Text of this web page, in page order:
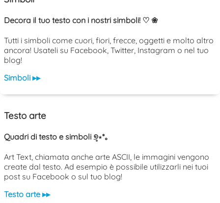
Decora il tuo testo con i nostri simboli! ♡ ❀
Tutti i simboli come cuori, fiori, frecce, oggetti e molto altro
ancora! Usateli su Facebook, Twitter, Instagram o nel tuo
blog!
Simboli ▸▸
Testo arte
Quadri di testo e simboli ୭̥⋆*｡
Art Text, chiamata anche arte ASCII, le immagini vengono
create dal testo. Ad esempio è possibile utilizzarli nei tuoi
post su Facebook o sul tuo blog!
Testo arte ▸▸